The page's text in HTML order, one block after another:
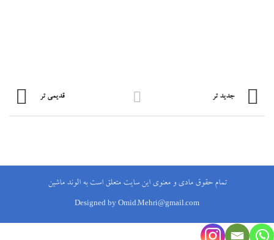
جدید تر قدیمی تر
تمام حقوق مادی و معنوی این سایت متعلق است به الوند ماشین
Designed by Omid.Mehri@gmail.com